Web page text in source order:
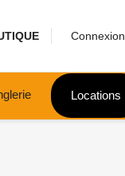
Connexion
Locations